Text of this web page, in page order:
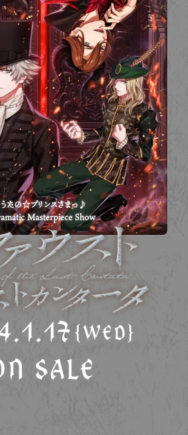
うたの☆プリンスさまっ♪
Masterpiece Show
{WED}
SALE